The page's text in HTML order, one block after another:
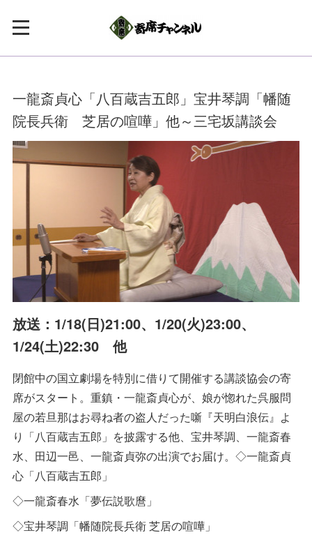
一龍斎貞心「八百蔵吉五郎」宝井琴調「幡随
院長兵衛 芝居の喧嘩」他～三宅坂講談会
放送：1/18(日)21:00、1/20(火)23:00、
1/24(土)22:30 他
閉館中の国立劇場を特別に借りて開催する講談協会の寄
席がスタート。重鎮・一龍斎貞心が、娘が惚れた呉服問
屋の若旦那はお尋ね者の盗人だった噺『天明白浪伝』よ
り「八百蔵吉五郎」を披露する他、宝井琴調、一龍斎春
水、田辺一邑、一龍斎貞弥の出演でお届け。◇一龍斎貞
心「八百蔵吉五郎」
◇一龍斎春水「夢伝説歌麿」
◇宝井琴調「幡随院長兵衛 芝居の喧嘩」